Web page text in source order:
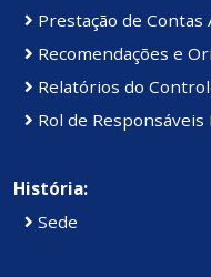
Prestação de Contas
Recomendações e
Relatórios do
Rol de Responsáveis
História:
Sede